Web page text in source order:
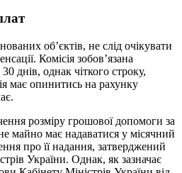
об’єктів, не слід очікувати
Комісія зобов’язана
днів, однак чіткого строку,
має опинитись на рахунку
розміру грошової допомоги за
майно має надаватися у місячний
про її надання, затверджений
України. Однак, як зазначає